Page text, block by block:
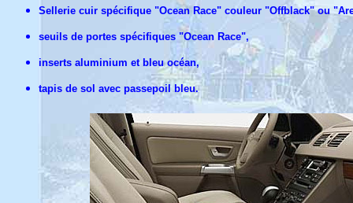
Sellerie cuir spécifique "Ocean Race" couleur "Offblack" ou
seuils de portes spécifiques "Ocean Race",
inserts aluminium et bleu océan,
tapis de sol avec passepoil bleu.